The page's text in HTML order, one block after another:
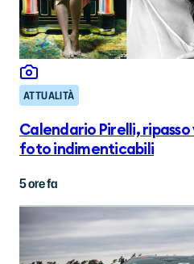
ATTUALITÀ
Calendario Pirelli, ripasso
foto indimenticabili
5 ore fa